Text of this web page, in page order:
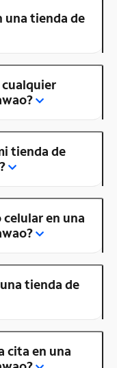
una tienda de
tienda de
en una
tienda de
cita en una